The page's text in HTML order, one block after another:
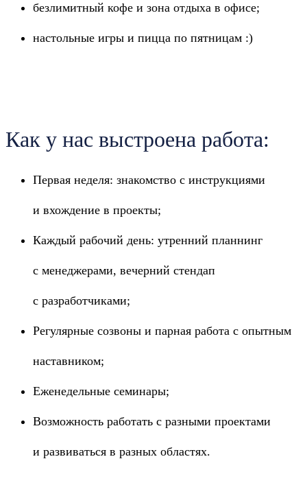
безлимитный кофе и зона отдыха в офисе;
настольные игры и пицца по пятницам :)
Как у нас выстроена работа:
Первая неделя: знакомство с инструкциями
и вхождение в проекты;
Каждый рабочий день: утренний планнинг
с менеджерами, вечерний стендап
с разработчиками;
Регулярные созвоны и парная работа с опытным
наставником;
Еженедельные семинары;
Возможность работать с разными проектами
и развиваться в разных областях.